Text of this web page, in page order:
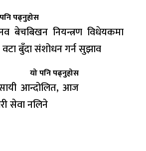
पढ्नुहोस
बेचबिखन नियन्त्रण विधेयकमा
बुँदा संशोधन गर्न सुझाव
यो पनि पढ्नुहोस
आन्दोलित, आज
सेवा नलिने